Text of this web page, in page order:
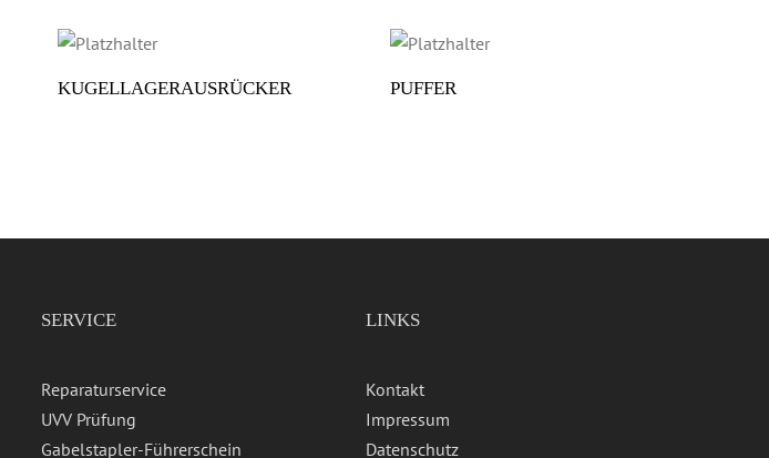
KUGELLAGERAUSRÜCKER PUFFER
SERVICE
Reparaturservice
UVV Prüfung
Gabelstapler-Führerschein
LINKS
Kontakt
Impressum
Datenschutz